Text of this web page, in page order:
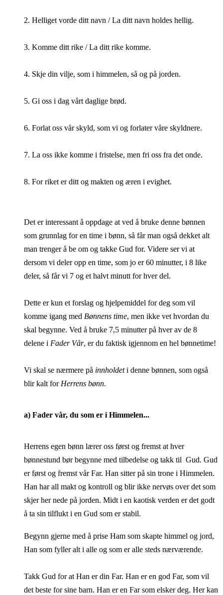
2. Helliget vorde ditt navn / La ditt navn holdes hellig.
3. Komme ditt rike / La ditt rike komme.
4. Skje din vilje, som i himmelen, så og på jorden.
5. Gi oss i dag vårt daglige brød.
6. Forlat oss vår skyld, som vi og forlater våre skyldnere.
7. La oss ikke komme i fristelse, men fri oss fra det onde.
8. For riket er ditt og makten og æren i evighet.
Det er interessant å oppdage at ved å bruke denne bønnen
som grunnlag for en time i bønn, så får man også dekket alt
man trenger å be om og takke Gud for. Videre ser vi at
dersom vi deler opp en time, som jo er 60 minutter, i 8 like
deler, så får vi 7 og et halvt minutt for hver del.
Dette er kun et forslag og hjelpemiddel for deg som vil
komme igang med Bønnens time, men ikke vet hvordan du
skal begynne. Ved å bruke 7,5 minutter på hver av de 8
delene i Fader Vår, er du faktisk igjennom en hel bønnetime!
Vi skal se nærmere på innholdeti denne bønnen, som også
blir kalt for Herrens bønn.
a) Fader vår, du som er i Himmelen...
Herrens egen bønn lærer oss først og fremst at hver
bønnestund bør begynne med tilbedelse og takk til Gud. Gud
er først og fremst vår Far. Han sitter på sin trone i Himmelen.
Han har all makt og kontroll og blir ikke nervøs over det som
skjer her nede på jorden. Midt i en kaotisk verden er det godt
å ta sin tilflukt i en Gud som er stabil.
Begynn gjerne med å prise Ham som skapte himmel og jord,
Han som fyller alt i alle og som er alle steds nærværende.
Takk Gud for at Han er din Far. Han er en god Far, som vil
det beste for sine barn. Han er en Far som elsker deg. Her kan